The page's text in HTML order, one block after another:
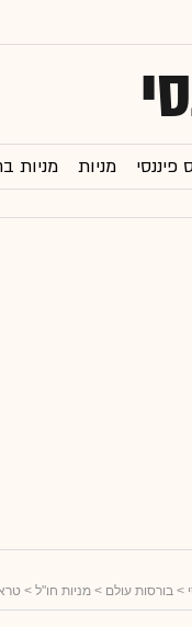
פיננסי מניות מניות
> בורסות עולם > מניות חו"ל >